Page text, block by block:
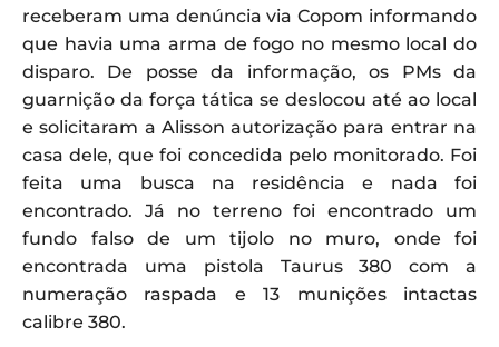
receberam uma denúncia via Copom informando
que havia uma arma de fogo no mesmo local do
disparo. De posse da informação, os PMs da
guarnição da força tática se deslocou até ao local
e solicitaram a Alisson autorização para entrar na
casa dele, que foi concedida pelo monitorado. Foi
feita uma busca na residência e nada foi
encontrado. Já no terreno foi encontrado um
fundo falso de um tijolo no muro, onde foi
encontrada uma pistola Taurus 380 com a
numeração raspada e 13 munições intactas
calibre 380.